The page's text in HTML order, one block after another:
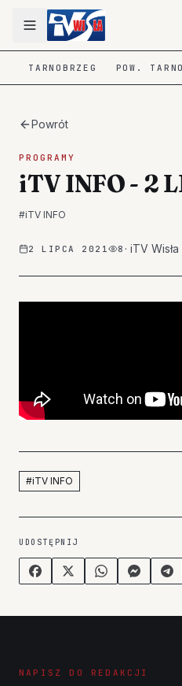
TARNOBRZEG POW.
Powrót
PROGRAMY
iTV INFO - 2
#iTV INFO
2 LIPCA 2021 8 ·iTV Wisła
#iTV INFO
UDOSTĘPNIJ
NAPISZ DO REDAKCJI